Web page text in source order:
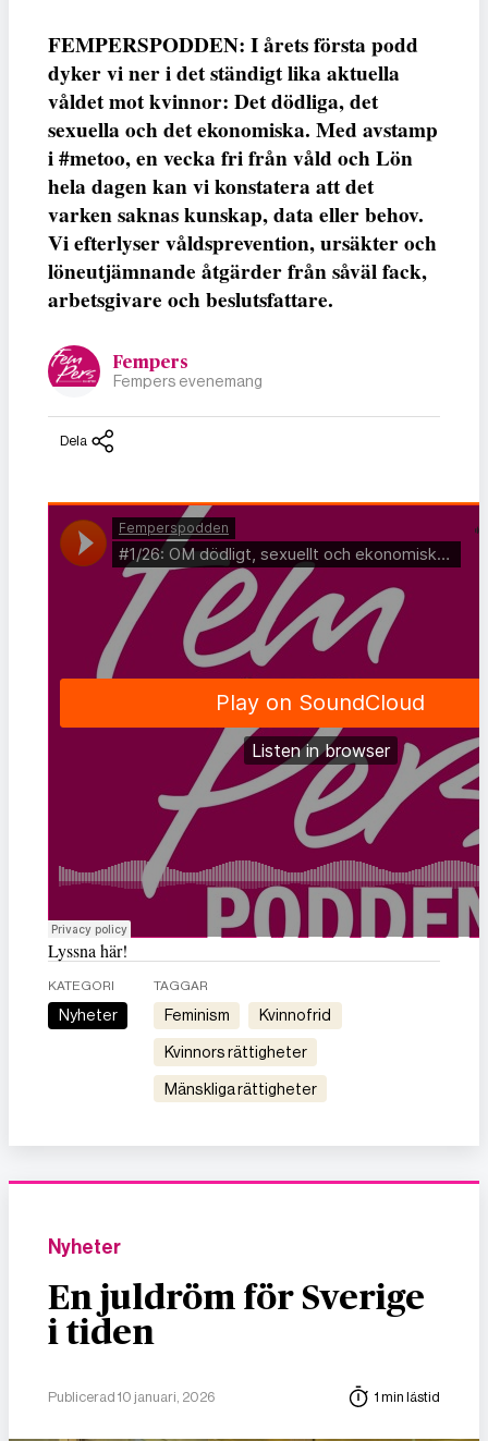
FEMPERSPODDEN: I årets första podd
dyker vi ner i det ständigt lika aktuella
våldet mot kvinnor: Det dödliga, det
sexuella och det ekonomiska. Med avstamp
i #metoo, en vecka fri från våld och Lön
hela dagen kan vi konstatera att det
varken saknas kunskap, data eller behov.
Vi efterlyser våldsprevention, ursäkter och
löneutjämnande åtgärder från såväl fack,
arbetsgivare och beslutsfattare.
Fempers
Fempers evenemang
Dela
Lyssna här!
KATEGORI
Nyheter
TAGGAR
feminism kvinnofrid
kvinnors rättigheter
mänskliga rättigheter
Nyheter
En juldröm för Sverige
i tiden
Publicerad 10 januari, 2026 1 min lästid